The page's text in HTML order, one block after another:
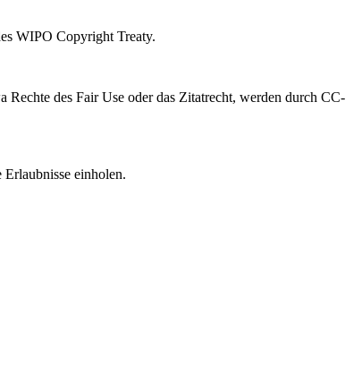
WIPO Copyright Treaty.
des Fair Use oder das Zitatrecht, werden durch CC-
einholen.